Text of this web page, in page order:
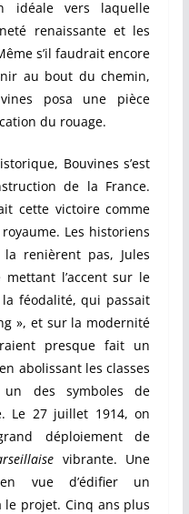
idéale vers laquelle
renaissante et les
s’il faudrait encore
au bout du chemin,
posa une pièce
du rouage.
Bouvines s’est
de la France.
cette victoire comme
Les historiens
renièrent pas, Jules
mettant l’accent sur le
féodalité, qui passait
», et sur la modernité
presque fait un
abolissant les classes
des symboles de
Le 27 juillet 1914, on
déploiement de
vibrante. Une
vue d’édifier un
le projet. Cinq ans plus